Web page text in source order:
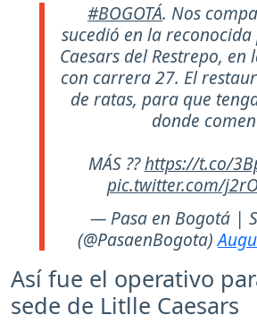
#BOGOTÁ. Nos
sucedió en la
Caesars del Restrepo, en
con carrera 27. El
de ratas, para que
donde
MÁS ??https://t.co/
pic.twitter.com/
— Pasa en Bogotá |
(@PasaenBogota)
Así fue el operativo
sede de Litlle Caesars